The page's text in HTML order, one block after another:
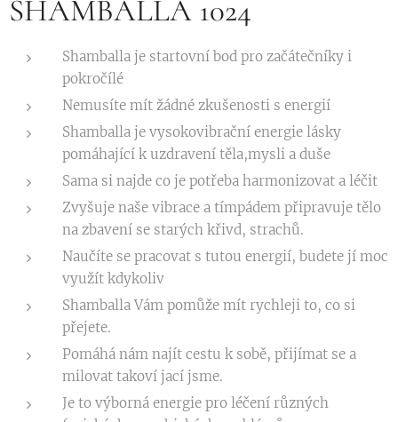
SHAMBALLA 1024
Shamballa je startovní bod pro začátečníky i
pokročílé
Nemusíte mít žádné zkušenosti s energií
Shamballa je vysokovibrační energie lásky
pomáhající k uzdravení těla,mysli a duše
Sama si najde co je potřeba harmonizovat a léčit
Zvyšuje naše vibrace a tímpádem připravuje tělo
na zbavení se starých křivd, strachů.
Naučíte se pracovat s tutou energií, budete jí moc
využít kdykoliv
Shamballa Vám pomůže mít rychleji to, co si
přejete.
Pomáhá nám najít cestu k sobě, přijímat se a
milovat takoví jací jsme.
Je to výborná energie pro léčení různých